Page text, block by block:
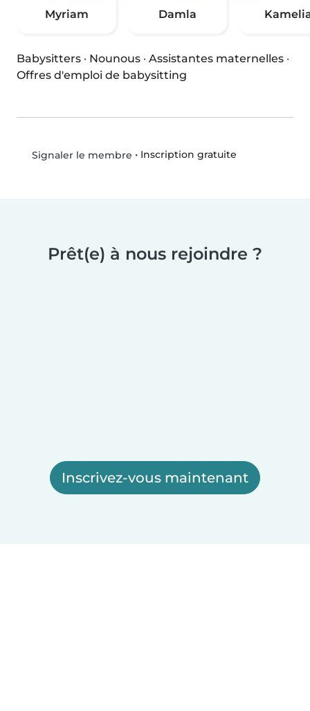
Myriam Damla
Babysitters · Nounous · Assistantes maternelles ·
Offres d'emploi de babysitting
Signaler le membre • Inscription gratuite
Prêt(e) à nous rejoindre ?
Inscrivez-vous maintenant